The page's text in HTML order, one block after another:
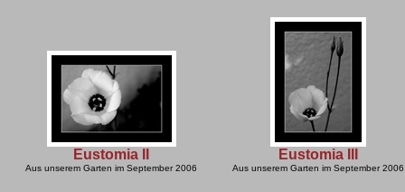
Eustomia II
Aus unserem Garten im September 2006
Eustomia III
Aus unserem Garten im September 2006